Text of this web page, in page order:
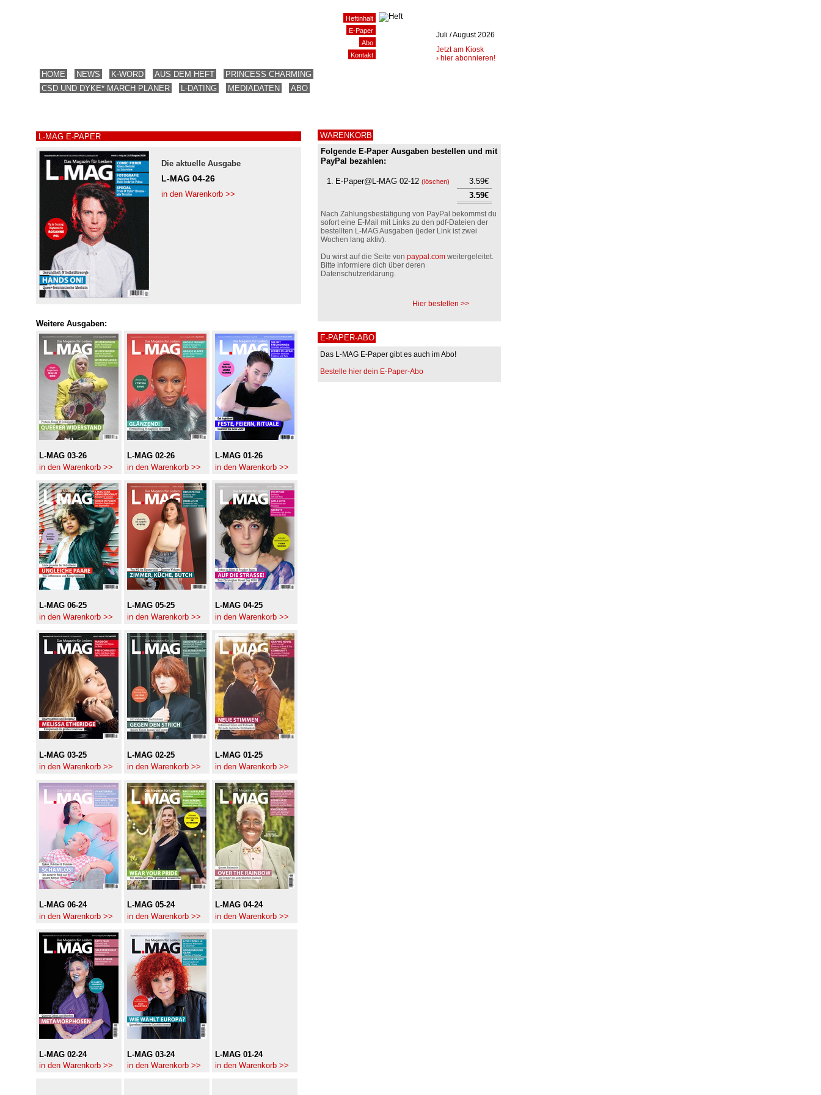
HOME NEWS K-WORD AUS DEM HEFT
PRINCESS CHARMING
CSD UND DYKE* MARCH PLANER
L-DATING MEDIADATEN ABO
L-MAG E-PAPER
Die aktuelle Ausgabe
L-MAG 04-26
in den Warenkorb >>
Weitere Ausgaben:
L-MAG 03-26
in den Warenkorb >>
L-MAG 02-26
in den Warenkorb >>
L-MAG 01-26
in den Warenkorb >>
L-MAG 06-25
in den Warenkorb >>
L-MAG 05-25
in den Warenkorb >>
L-MAG 04-25
in den Warenkorb >>
L-MAG 03-25
in den Warenkorb >>
L-MAG 02-25
in den Warenkorb >>
L-MAG 01-25
in den Warenkorb >>
L-MAG 06-24
in den Warenkorb >>
L-MAG 05-24
in den Warenkorb >>
L-MAG 04-24
in den Warenkorb >>
L-MAG 02-24
in den Warenkorb >>
L-MAG 03-24
in den Warenkorb >>
L-MAG 01-24
in den Warenkorb >>
WARENKORB
Folgende E-Paper Ausgaben bestellen und mit
PayPal bezahlen:
1. E-Paper@L-MAG 02-12 (löschen)
3.59€
3.59€
Nach Zahlungsbestätigung von PayPal bekommst du
sofort eine E-Mail mit Links zu den pdf-Dateien der
bestellten L-MAG Ausgaben (jeder Link ist zwei
Wochen lang aktiv).
Du wirst auf die Seite von paypal.com weitergeleitet.
Bitte informiere dich über deren
Datenschutzerklärung.
Hier bestellen >>
E-PAPER-ABO
Das L-MAG E-Paper gibt es auch im Abo!
Bestelle hier dein E-Paper-Abo
Heftinhalt
E-Paper
Abo
Kontakt
Juli / August 2026
Jetzt am Kiosk
› hier abonnieren!